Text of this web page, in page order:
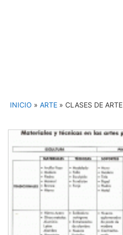
INICIO » ARTE » CLASES DE ARTE